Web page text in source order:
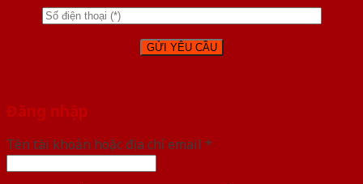
Đăng nhập
Tên tài khoản hoặc địa chỉ email *